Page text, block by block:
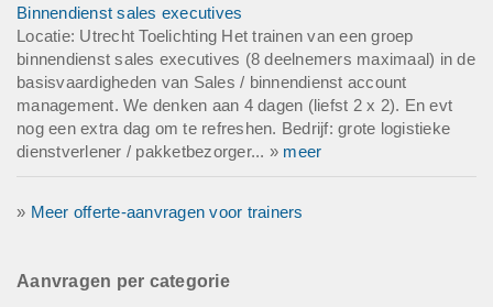
Binnendienst sales executives
Locatie: Utrecht Toelichting Het trainen van een groep
binnendienst sales executives (8 deelnemers maximaal) in de
basisvaardigheden van Sales / binnendienst account
management. We denken aan 4 dagen (liefst 2 x 2). En evt
nog een extra dag om te refreshen. Bedrijf: grote logistieke
dienstverlener / pakketbezorger... » meer
» Meer offerte-aanvragen voor trainers
Aanvragen per categorie